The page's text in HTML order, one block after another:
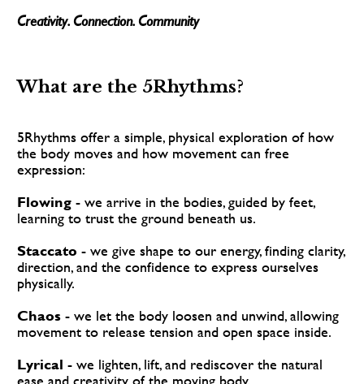
Creativity. Connection. Community
What are the 5Rhythms?
5Rhythms offer a simple, physical exploration of how
the body moves and how movement can free
expression:
Flowing - we arrive in the bodies, guided by feet,
learning to trust the ground beneath us.
Staccato - we give shape to our energy, finding clarity,
direction, and the confidence to express ourselves
physically.
Chaos - we let the body loosen and unwind, allowing
movement to release tension and open space inside.
Lyrical - we lighten, lift, and rediscover the natural